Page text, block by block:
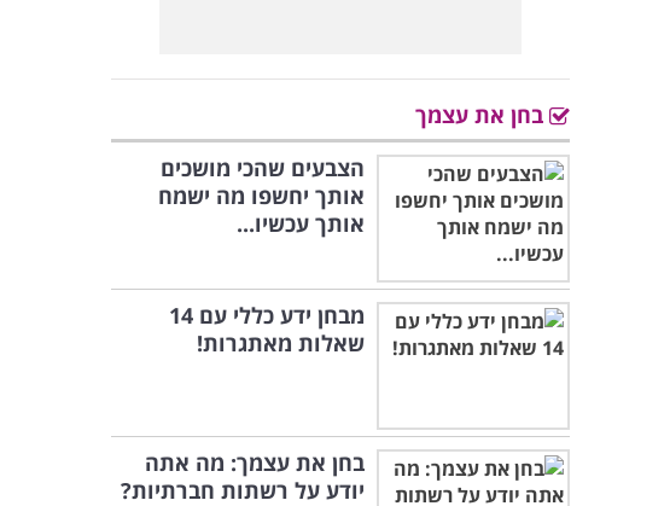
בחן את עצמך
הצבעים שהכי מושכים
אותך יחשפו מה ישמח
אותך עכשיו...
מבחן ידע כללי עם 14
שאלות מאתגרות!
בחן את עצמך: מה אתה
יודע על רשתות חברתיות?